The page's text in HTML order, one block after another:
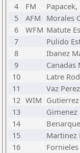
4
FM Papacek,
5
AFM Morales
6
WFM Matute
7
Pulido
8
Ibanez
9
Canadas
10
Latre
11
Vaz
12 WIM
13
14
15
Martinez
16